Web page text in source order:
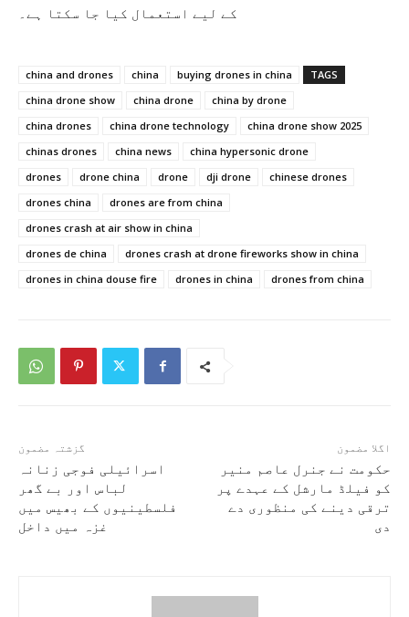
کے لیے استعمال کیا جا سکتا ہے۔
TAGS
buying drones in china
china
china and drones
china by drone
china drone
china drone show
china drone show 2025
china drone technology
china drones
china hypersonic drone
china news
chinas drones
chinese drones
dji drone
drone
drone china
drones
drones are from china
drones china
drones crash at air show in china
drones crash at drone fireworks show in china
drones de china
drones from china
drones in china
drones in china douse fire
گزشتہ مضمون
اسرائیلی فوجی زنانہ
لباس اور بے گھر
فلسطینیوں کے بھیس میں
غزہ میں داخل
اگلا مضمون
حکومت نے جنرل عاصم منیر
کو فیلڈ مارشل کے عہدے پر
ترقی دینے کی منظوری دے
دی